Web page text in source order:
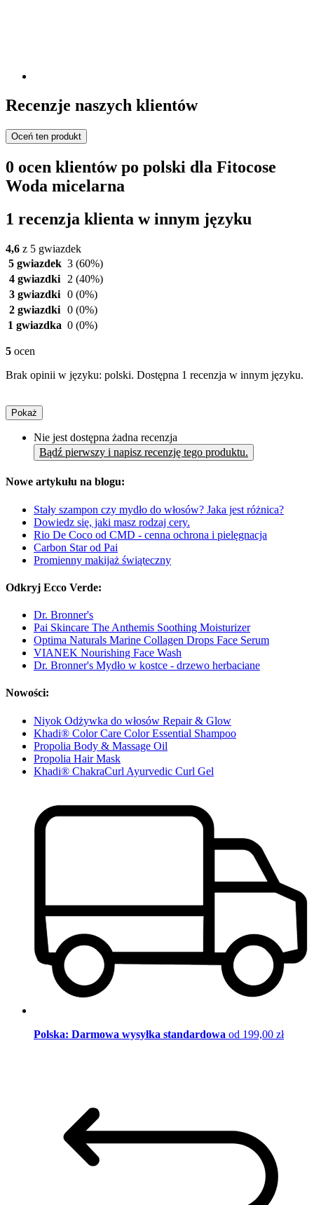
Recenzje naszych klientów
Oceń ten produkt
0 ocen klientów po polski dla Fitocose
Woda micelarna
1 recenzja klienta w innym języku
4,6 z 5 gwiazdek
5 gwiazdek 3 (60%)
4 gwiazdki
2 (40%)
3 gwiazdki 0 (0%)
2 gwiazdki 0 (0%)
1 gwiazdka 0 (0%)
5 ocen
Brak opinii w języku: polski. Dostępna 1 recenzja w innym języku.
Pokaż
Nie jest dostępna żadna recenzja
Bądź pierwszy i napisz recenzję tego produktu.
Nowe artykułu na blogu:
Stały szampon czy mydło do włosów? Jaka jest różnica?
Dowiedz się, jaki masz rodzaj cery.
Rio De Coco od CMD - cenna ochrona i pielęgnacja
Carbon Star od Pai
Promienny makijaż świąteczny
Odkryj Ecco Verde:
Dr. Bronner's
Pai Skincare The Anthemis Soothing Moisturizer
Optima Naturals Marine Collagen Drops Face Serum
VIANEK Nourishing Face Wash
Dr. Bronner's Mydło w kostce - drzewo herbaciane
Nowości:
Niyok Odżywka do włosów Repair & Glow
Khadi® Color Care Color Essential Shampoo
Propolia Body & Massage Oil
Propolia Hair Mask
Khadi® ChakraCurl Ayurvedic Curl Gel
Polska: Darmowa wysyłka standardowa od 199,00 zł